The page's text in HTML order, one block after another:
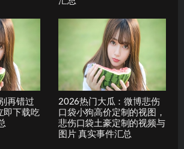
再错过
即下载吃
2026热门大瓜：微博悲伤
口袋小狗高价定制的视图，
悲伤口袋土豪定制的视频与
图片 真实事件汇总